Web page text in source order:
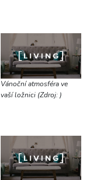
Vánoční atmosféra ve
vaší ložnici (Zdroj: )